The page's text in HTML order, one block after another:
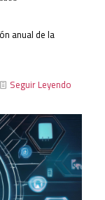
anual de la
Seguir Leyendo